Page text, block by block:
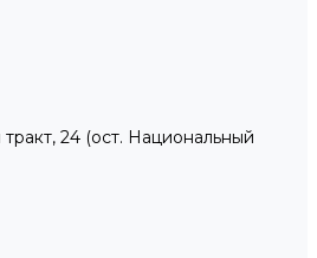
24 (ост. Национальный